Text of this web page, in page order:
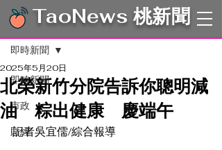
TaoNews 桃新聞
文章
即時新聞
市政
財經
即時新聞
北榮新竹分院告訴你聰明減
油 粽出健康 慶端午
2025年5月20日
記者吳宜儒/綜合報導